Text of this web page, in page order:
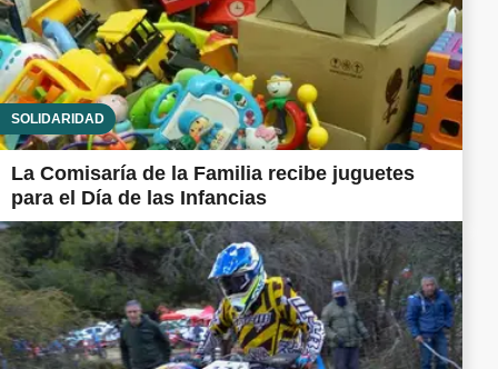
SOLIDARIDAD
La Comisaría de la Familia recibe juguetes
para el Día de las Infancias